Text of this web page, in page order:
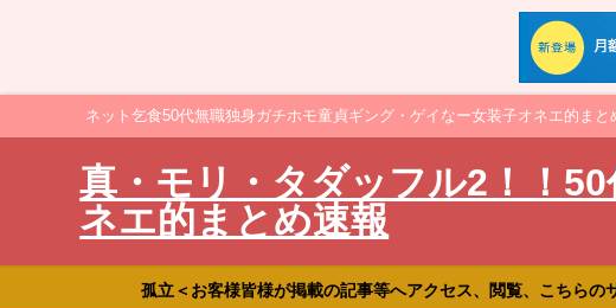
ネット乞食50代無職独身ガチホモ童貞ギング・ゲイなー女装子オネエ的ま
真・モリ・タダッフル2！！
ネエ的まとめ速報
孤立＜お客様皆様が掲載の記事等へアクセス、閲覧、こちら